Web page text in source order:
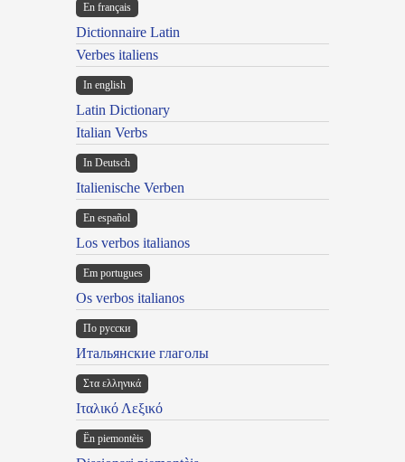
En français
Dictionnaire Latin
Verbes italiens
In english
Latin Dictionary
Italian Verbs
In Deutsch
Italienische Verben
En español
Los verbos italianos
Em portugues
Os verbos italianos
По русски
Итальянские глаголы
Στα ελληνικά
Ιταλικό Λεξικό
Ën piemontèis